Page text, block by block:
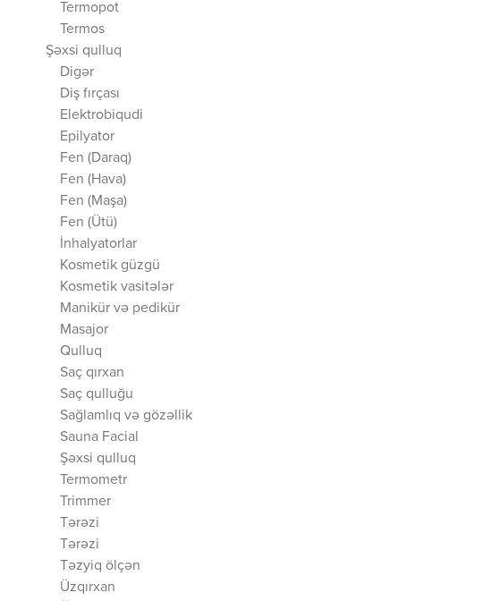
Termopot
Termos
Şəxsi qulluq
Digər
Diş fırçası
Elektrobiqudi
Epilyator
Fen (Daraq)
Fen (Hava)
Fen (Maşa)
Fen (Ütü)
İnhalyatorlar
Kosmetik güzgü
Kosmetik vasitələr
Manikür və pedikür
Masajor
Qulluq
Saç qırxan
Saç qulluğu
Sağlamlıq və gözəllik
Sauna Facial
Şəxsi qulluq
Termometr
Trimmer
Tərəzi
Tərəzi
Təzyiq ölçən
Üzqırxan